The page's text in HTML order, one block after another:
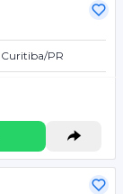
Curitiba/PR